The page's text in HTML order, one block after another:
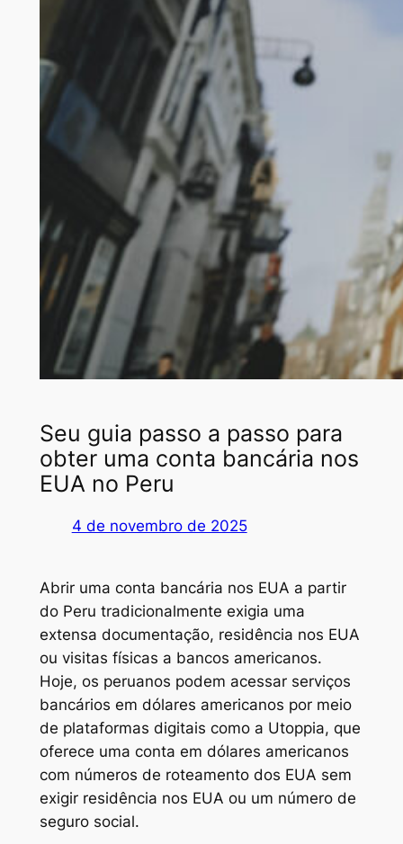
Seu guia passo a passo para
obter uma conta bancária nos
EUA no Peru
4 de novembro de 2025
Abrir uma conta bancária nos EUA a partir
do Peru tradicionalmente exigia uma
extensa documentação, residência nos EUA
ou visitas físicas a bancos americanos.
Hoje, os peruanos podem acessar serviços
bancários em dólares americanos por meio
de plataformas digitais como a Utoppia, que
oferece uma conta em dólares americanos
com números de roteamento dos EUA sem
exigir residência nos EUA ou um número de
seguro social.